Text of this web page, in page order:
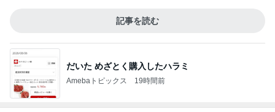
記事を読む
だいた めざとく購入したハラミ
Amebaトピックス 19時間前